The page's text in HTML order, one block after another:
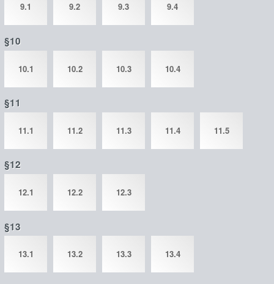
9.1 9.2 9.3 9.4
§10
10.1 10.2 10.3 10.4
§11
11.1 11.2 11.3 11.4 11.5
§12
12.1 12.2 12.3
§13
13.1 13.2 13.3 13.4